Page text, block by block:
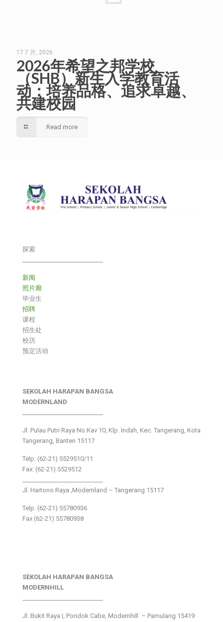
17 7 月, 2026
2026年希望之邦学校
（SHB）新生入学教育活
动：培养品格、追求卓越、
共建校园
Read more
探索
新闻
照片廊
毕业生
招聘
课程
招生处
校历
预定活动
SEKOLAH HARAPAN BANGSA
MODERNLAND
Jl. Pulau Putri Raya No.Kav 10, Klp. Indah, Kec. Tangerang, Kota
Tangerang, Banten 15117
Telp: (62-21) 5529510/11
Fax: (62-21) 5529512
Jl. Hartono Raya ,Modernland – Tangerang 15117
Telp. (62-21) 55780936
Fax (62-21) 55780938
SEKOLAH HARAPAN BANGSA
MODERNHILL
Jl. Bukit Raya I, Pondok Cabe, Modernhill – Pamulang 15419